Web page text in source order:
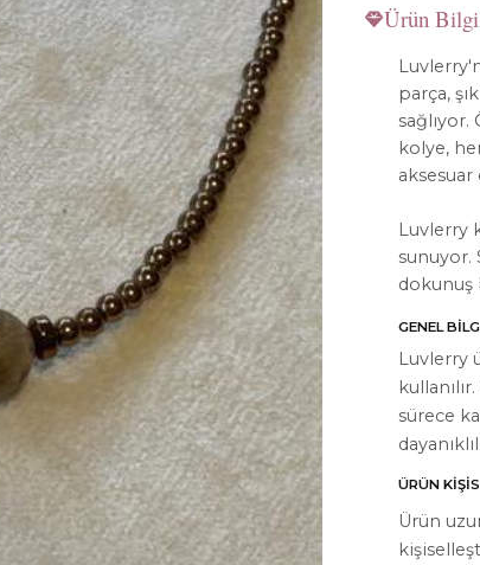
KOLEKSİYON
Kolye
Küpe
Yüzük
Bileklik
Tüm Ürünler
Hakkımızda
Bize Ulaşın
Instagram
WhatsApp
Ürün
parça,
kolye,
aksesuar
Luvlerry
sunuyor.
dokunuş
GENEL
Luvlerry
sürece
ÜRÜN
Ürün